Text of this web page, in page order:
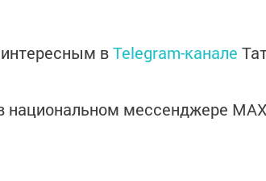
вTelegram-канале
национальном мессенджере